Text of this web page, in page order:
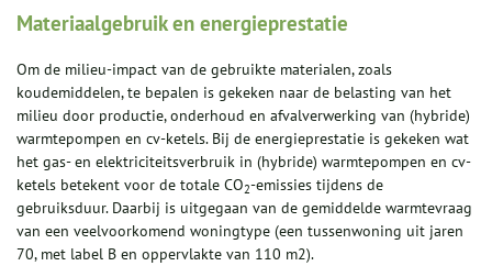
Materiaalgebruik en energieprestatie
Om de milieu-impact van de gebruikte materialen, zoals
koudemiddelen, te bepalen is gekeken naar de belasting van het
milieu door productie, onderhoud en afvalverwerking van (hybride)
warmtepompen en cv-ketels. Bij de energieprestatie is gekeken wat
het gas- en elektriciteitsverbruik in (hybride) warmtepompen en cv-
ketels betekent voor de totale CO2-emissies tijdens de
gebruiksduur. Daarbij is uitgegaan van de gemiddelde warmtevraag
van een veelvoorkomend woningtype (een tussenwoning uit jaren
70, met label B en oppervlakte van 110 m2).